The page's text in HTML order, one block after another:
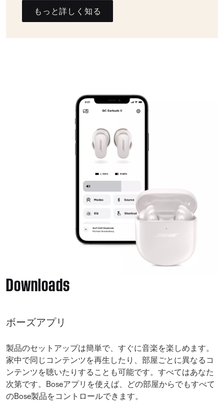
もっと詳しく知る
Downloads
ボーズアプリ
製品のセットアップは簡単で、すぐに音楽を楽しめます。
家中で同じコンテンツを再生したり、部屋ごとに異なるコ
ンテンツを聴いたりすることも可能です。すべてはあなた
次第です。Boseアプリを使えば、どの部屋からでもすべて
のBose製品をコントロールできます。